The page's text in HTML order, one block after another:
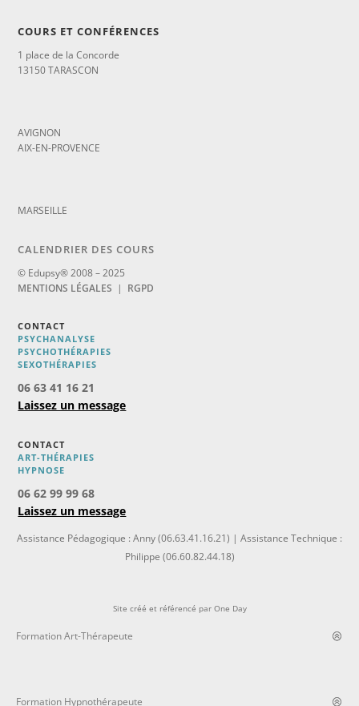
COURS ET CONFÉRENCES
1 place de la Concorde
13150 TARASCON
AVIGNON
AIX-EN-PROVENCE
MARSEILLE
CALENDRIER DES COURS
© Edupsy® 2008 – 2025
MENTIONS LÉGALES | RGPD
CONTACT
PSYCHANALYSE
PSYCHOTHÉRAPIES
SEXOTHÉRAPIES
06 63 41 16 21
Laissez un message
CONTACT
ART-THÉRAPIES
HYPNOSE
06 62 99 99 68
Laissez un message
Assistance Pédagogique : Anny (06.63.41.16.21) | Assistance Technique :
Philippe (06.60.82.44.18)
Site créé et référencé par One Day
Formation Art-Thérapeute
Formation Hypnothérapeute